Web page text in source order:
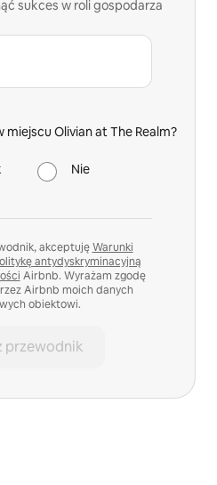
sukces w roli gospodarza
miejscu Olivian at The Realm?
Nie
akceptujęWarunki
antydyskryminacyjną
Airbnb. Wyrażam zgodę
Airbnb moich danych
obiektowi.
przewodnik